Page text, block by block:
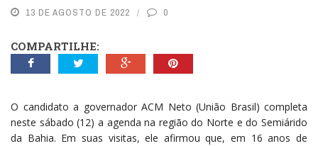
13 DE AGOSTO DE 2022 0
COMPARTILHE:
O candidato a governador ACM Neto (União Brasil) completa
neste sábado (12) a agenda na região do Norte e do Semiárido
da Bahia. Em suas visitas, ele afirmou que, em 16 anos de